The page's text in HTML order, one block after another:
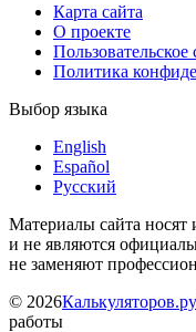
Карта сайта
О проекте
Пользовательское
Политика
Выбор языка
English
Español
Русский
Материалы сайта носят
и не являются
не заменяют
© 2026Калькуляторов.ру
работы